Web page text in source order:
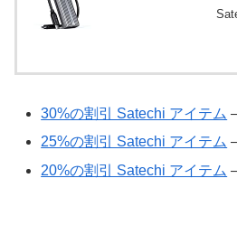
30%の割引 Satechi アイテム
25%の割引 Satechi アイテム
20%の割引 Satechi アイテム